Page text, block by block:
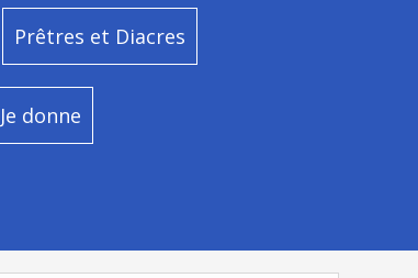
Prêtres et Diacres
Je donne